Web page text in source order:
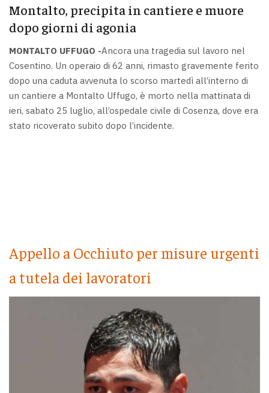
Montalto, precipita in cantiere e muore
dopo giorni di agonia
MONTALTO UFFUGO -Ancora una tragedia sul lavoro nel
Cosentino. Un operaio di 62 anni, rimasto gravemente ferito
dopo una caduta avvenuta lo scorso martedì all’interno di
un cantiere a Montalto Uffugo, è morto nella mattinata di
ieri, sabato 25 luglio, all’ospedale civile di Cosenza, dove era
stato ricoverato subito dopo l’incidente.
Appello a Occhiuto per misure urgenti
a tutela dei lavoratori